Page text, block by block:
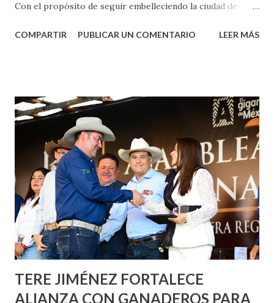
Con el propósito de seguir embelleciendo la ciudad de
municipal, Leo Montañez dio inicio al programa
Corazón Urbano y el Municipio capital. Leo Montañez
informó que en este programa se usarán cerca de 90 mil
metros cuadrados de pintura, para dar inicio en la calle
Nieto, entre Jesús F. Elizondo y la calle 22 de Octubre, con
lo que se aplicará pintura en 66 casas. Posteriormente se
llevará este programa a Villas de Nuestra Señora de la
Asunción, Avenida Alameda y Decreto 27 de Septiembre, en
los edificios FOVISSSTE Ojo de Agua, en la comunidad
Norias de Paso Hondo y en los edificios de...
COMPARTIR PUBLICAR UN COMENTARIO LEER MÁS
TERE JIMÉNEZ FORTALECE
ALIANZA CON GANADEROS PARA